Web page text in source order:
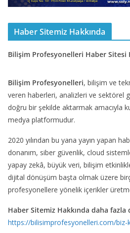
Haber Sitemiz Hakkında
Bilişim Profesyonelleri Haber Sitesi
Bilişim Profesyonelleri, bilişim ve
veren haberleri, analizleri ve sektörel
doğru bir şekilde aktarmak amacıyla
medya platformudur.
2020 yılından bu yana yayın yapan
donanım, siber güvenlik, cloud
yapay zekâ, büyük veri, bilişim
dijital dönüşüm başta olmak üzere
profesyonellere yönelik içerikler
Haber Sitemiz Hakkında daha
https://bilisimprofesyonelleri.com/biz-